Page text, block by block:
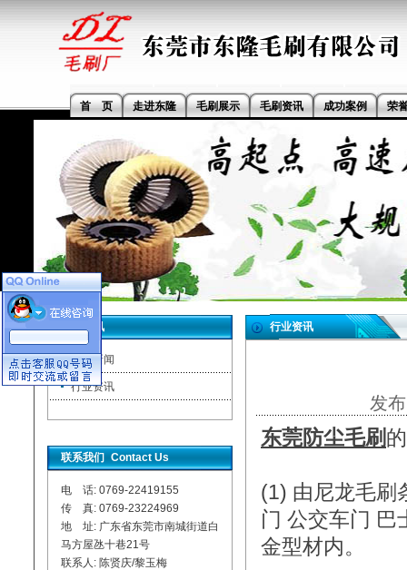
首 页 走进东隆 毛刷展示 毛刷资讯 成功案例 荣
毛刷资讯
公司新闻
行业资讯
联系我们 Contact Us
电 话: 0769-22419155
传 真: 0769-23224969
地 址: 广东省东莞市南城街道白
马方屋氹十巷21号
联系人: 陈贤庆/黎玉梅
行业资讯
发
东莞防尘毛刷
(1) 由尼龙毛刷
门 公交车门 巴
金型材内。